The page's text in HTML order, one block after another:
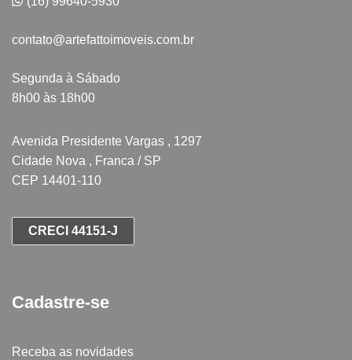
contato@artefattoimoveis.com.br
Segunda à Sábado
8h00 às 18h00
Avenida Presidente Vargas , 1297
Cidade Nova , Franca / SP
CEP 14401-110
CRECI 44151-J
Cadastre-se
Receba as novidades